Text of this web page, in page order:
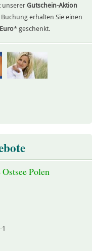
unsererGutschein-Aktion
erhalten Sie einen
* geschenkt.
Polen